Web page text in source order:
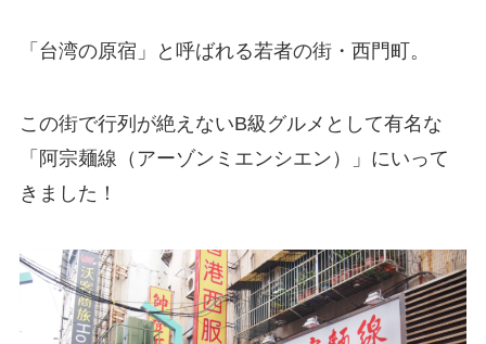
「台湾の原宿」と呼ばれる若者の街・西門町。
この街で行列が絶えないB級グルメとして有名な
「阿宗麺線（アーゾンミエンシエン）」 にいって
きました！